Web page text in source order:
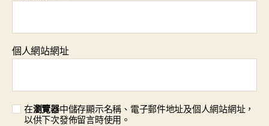
個人網站網址
在瀏覽器中儲存顯示名稱、電子郵件地址及個人網站網址，
以供下次發佈留言時使用。